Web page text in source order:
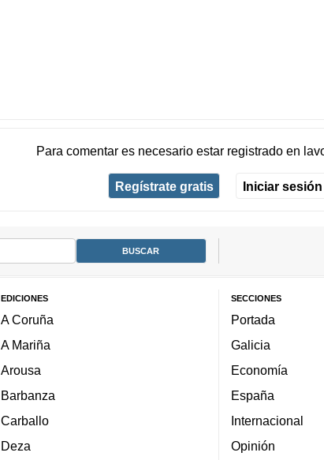
Para comentar es necesario estar registradoen
Regístrate gratis Iniciar sesión
EDICIONES
A Coruña
A Mariña
Arousa
Barbanza
Carballo
Deza
SECCIONES
Portada
Galicia
Economía
España
Internacional
Opinión